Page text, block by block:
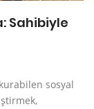
Sahibiyle
sosyal